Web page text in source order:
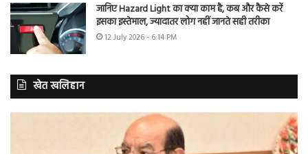
जानिए Hazard Light का क्या काम है, कब और कैसे करें
इसका इस्तेमाल, ज्यादातर लोग नहीं जानते सही तरीका
12 July 2026 - 6:14 PM
खेत खलिहान